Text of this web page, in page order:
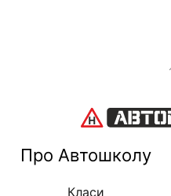
Про Автошколу
Класи